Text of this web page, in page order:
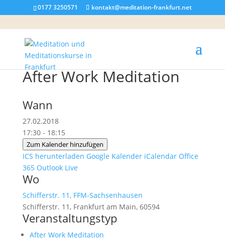
0177 3250571 kontakt@meditation-frankfurt.net
After Work Meditation
Wann
27.02.2018
17:30 - 18:15
Zum Kalender hinzufügen
ICS herunterladen Google Kalender iCalendar Office
365 Outlook Live
Wo
Schifferstr. 11, FFM-Sachsenhausen
Schifferstr. 11, Frankfurt am Main, 60594
Veranstaltungstyp
After Work Meditation